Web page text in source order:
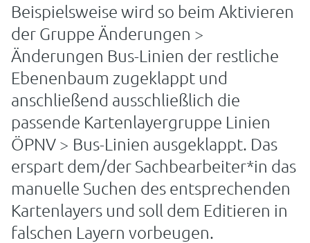
Beispielsweise wird so beim Aktivieren
der Gruppe Änderungen >
Änderungen Bus-Linien der restliche
Ebenenbaum zugeklappt und
anschließend ausschließlich die
passende Kartenlayergruppe Linien
ÖPNV > Bus-Linien ausgeklappt. Das
erspart dem/der Sachbearbeiter*in das
manuelle Suchen des entsprechenden
Kartenlayers und soll dem Editieren in
falschen Layern vorbeugen.